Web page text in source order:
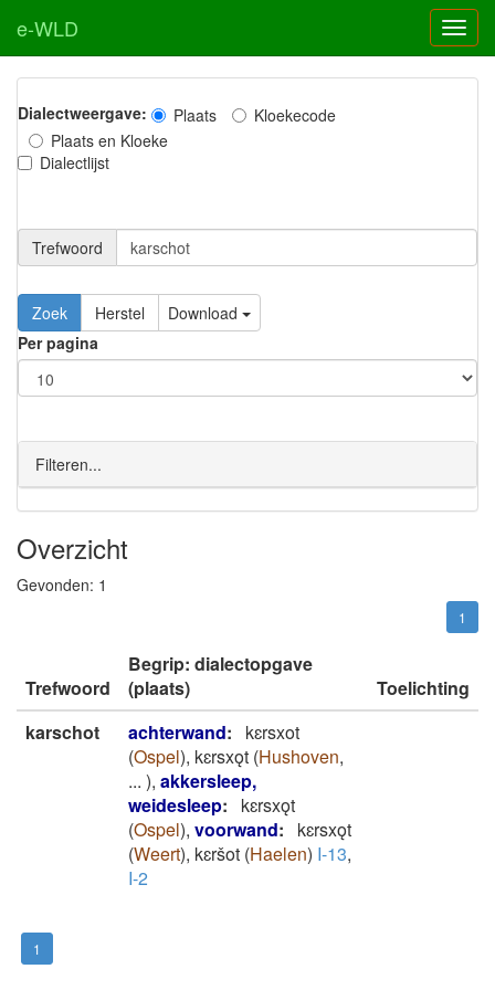
e-WLD
Dialectweergave: Plaats
Kloekecode
Plaats en Kloeke
Dialectlijst
Trefwoord
Download
Per pagina
Filteren...
Overzicht
Gevonden: 1
1
Trefwoord
Begrip: dialectopgave
(plaats)
Toelichting
karschot
achterwand:
kɛrsxot
(Ospel), kɛrsxǫt (Hushoven,
... ), akkersleep,
weidesleep:
kɛrsxǫt
(Ospel), voorwand:
kɛrsxǫt
(Weert), kɛršot (Haelen) I-13,
I-2
1